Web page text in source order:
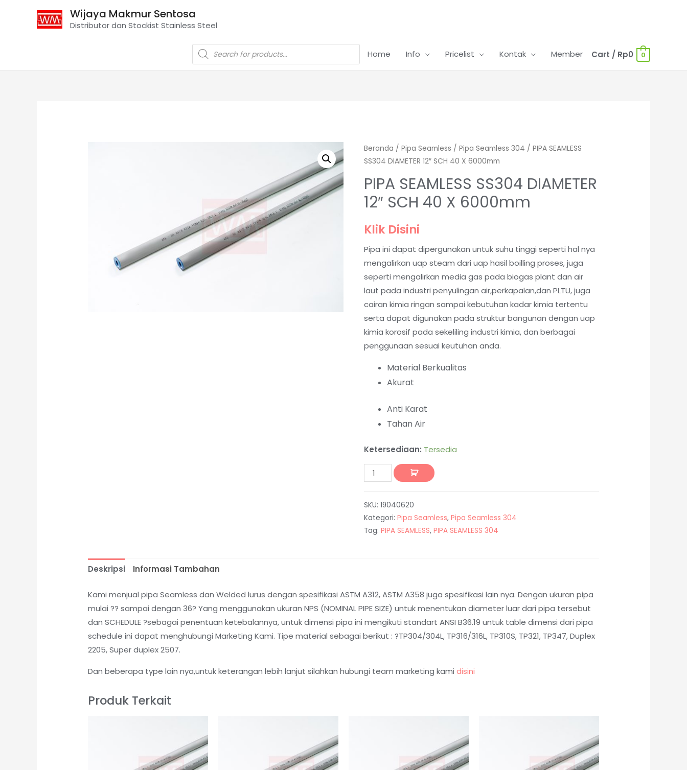
Wijaya Makmur Sentosa
Distributor dan Stockist Stainless Steel
Home Info Pricelist Kontak Member Cart / Rp0 0
Beranda / Pipa Seamless / Pipa Seamless 304 / PIPA SEAMLESS
SS304 DIAMETER 12″ SCH 40 X 6000mm
PIPA SEAMLESS SS304 DIAMETER
12″ SCH 40 X 6000mm
Klik Disini
Pipa ini dapat dipergunakan untuk suhu tinggi seperti hal nya
mengalirkan uap steam dari uap hasil boilling proses, juga
seperti mengalirkan media gas pada biogas plant dan air
laut pada industri penyulingan air,perkapalan,dan PLTU, juga
cairan kimia ringan sampai kebutuhan kadar kimia tertentu
serta dapat digunakan pada struktur bangunan dengan uap
kimia korosif pada sekeliling industri kimia, dan berbagai
penggunaan sesuai keutuhan anda.
Material Berkualitas
Akurat
Anti Karat
Tahan Air
Ketersediaan: Tersedia
SKU: 19040620
Kategori: Pipa Seamless, Pipa Seamless 304
Tag: PIPA SEAMLESS, PIPA SEAMLESS 304
Deskripsi Informasi Tambahan
Kami menjual pipa Seamless dan Welded lurus dengan spesifikasi ASTM A312, ASTM A358 juga spesifikasi lain nya. Dengan ukuran pipa
mulai ?? sampai dengan 36? Yang menggunakan ukuran NPS (NOMINAL PIPE SIZE) untuk menentukan diameter luar dari pipa tersebut
dan SCHEDULE ?sebagai penentuan ketebalannya, untuk dimensi pipa ini mengikuti standart ANSI B36.19 untuk table dimensi dari pipa
schedule ini dapat menghubungi Marketing Kami. Tipe material sebagai berikut : ?TP304/304L, TP316/316L, TP310S, TP321, TP347, Duplex
2205, Super duplex 2507.
Dan beberapa type lain nya,untuk keterangan lebih lanjut silahkan hubungi team marketing kamidisini
Produk Terkait